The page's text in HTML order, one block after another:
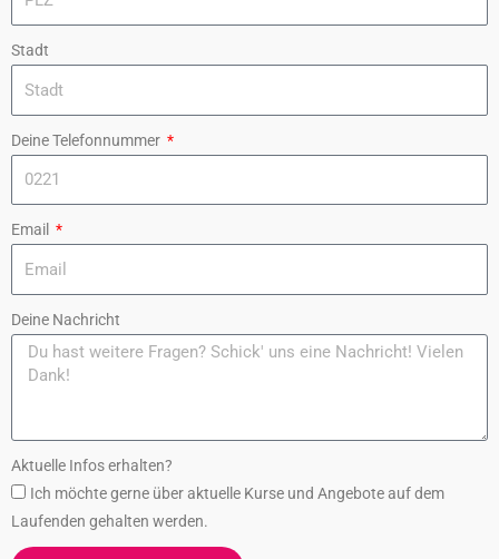
Stadt
Deine Telefonnummer
Email
Deine Nachricht
Aktuelle Infos erhalten?
Ich möchte gerne über aktuelle Kurse und Angebote auf dem
Laufenden gehalten werden.